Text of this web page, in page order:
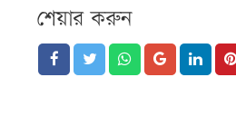
শেয়ার করুন